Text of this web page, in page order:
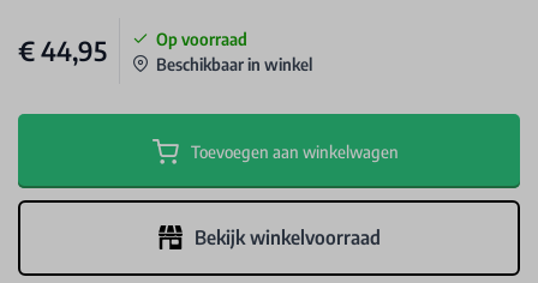
€ 44,95
Op voorraad
Beschikbaar in winkel
Toevoegen aan winkelwagen
Bekijk winkelvoorraad